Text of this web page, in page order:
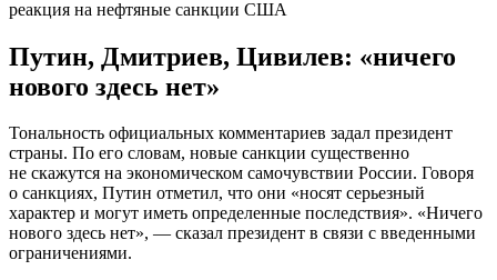
Путин, Дмитриев, Цивилев: «ничего
нового здесь нет»
Тональность официальных комментариев задал президент
страны. По его словам, новые санкции существенно
не скажутся на экономическом самочувствии России. Говоря
о санкциях, Путин отметил, что они «носят серьезный
характер и могут иметь определенные последствия». «Ничего
нового здесь нет», — сказал президент в связи с введенными
ограничениями.